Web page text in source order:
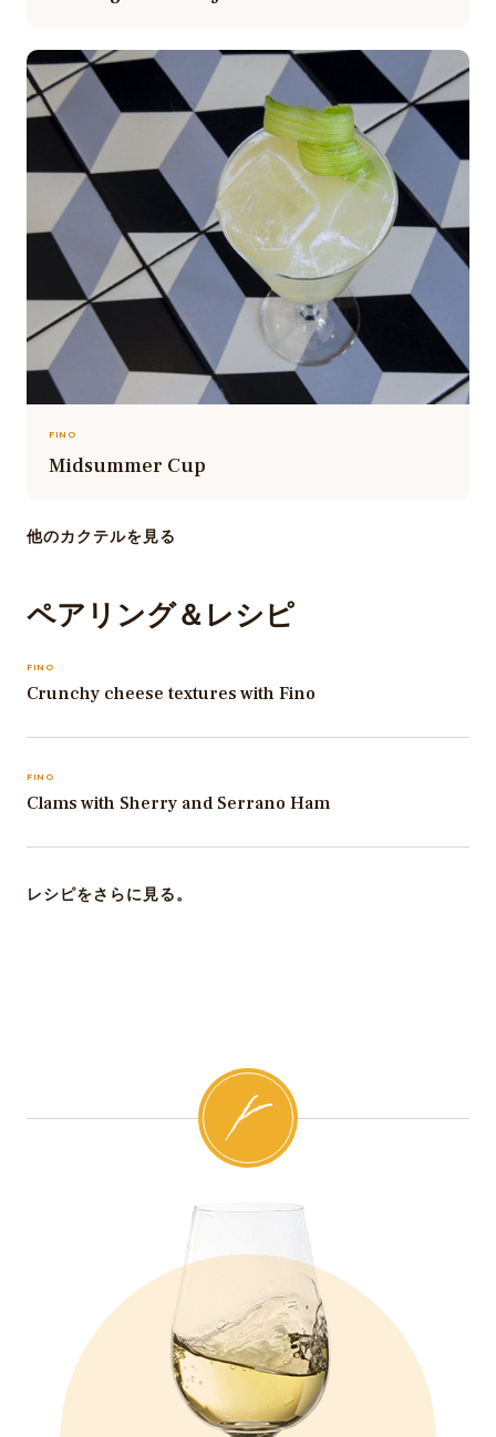
FINO
Midsummer Cup
他のカクテルを見る
ペアリング＆レシピ
FINO
Crunchy cheese textures with Fino
FINO
Clams with Sherry and Serrano Ham
レシピをさらに見る。